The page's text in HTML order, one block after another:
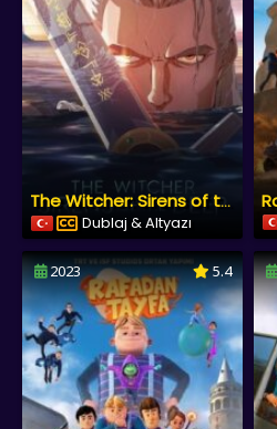
The Witcher: Sirens of the Deep
Dublaj & Altyazı
2023 5.4